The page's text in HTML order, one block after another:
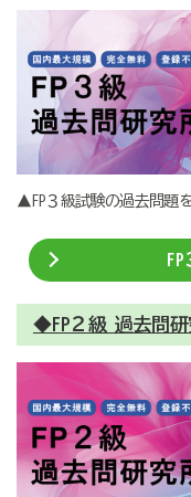
▲FP３級試験の過去問題
◆FP２級 過去問研